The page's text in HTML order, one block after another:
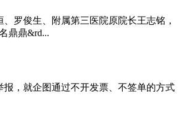
罗俊生、附属第三医院原院长王志铭，
鼎鼎&rd...
就企图通过不开发票、不签单的方式